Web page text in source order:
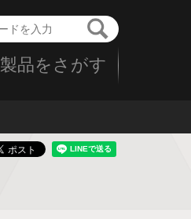
製品をさがす